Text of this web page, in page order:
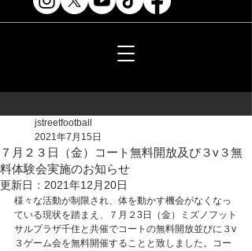
７月２３日（金）コート無料開放及び３v３無
料体験会実施のお知らせ
jstreetfootball
2021年7月15日
更新日： 2021年12月20日
様々な活動が制限され、体を動かす機会がなくなっ
ている現状を踏まえ、７月２3日（金）ミズノフット
サルプラザ千住と共催でコートの無料開放並びに３v
３ゲーム会を無料開催することと致しました。コー